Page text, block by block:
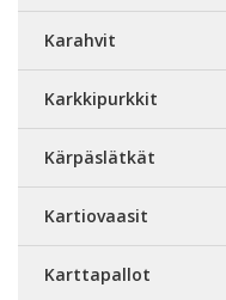
Karahvit
Karkkipurkkit
Kärpäslätkät
Kartiovaasit
Karttapallot